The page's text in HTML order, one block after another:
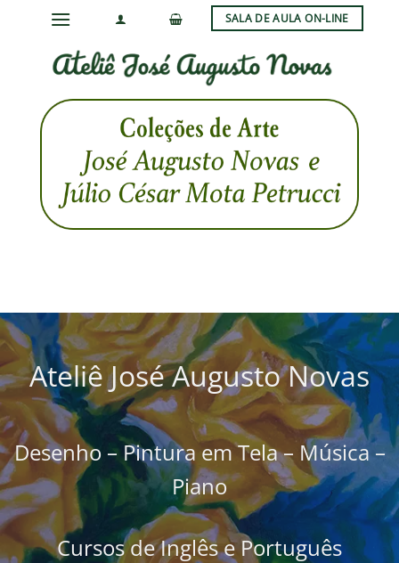
SALA DE AULA ON-LINE
Ateliê José Augusto Novas
Desenho – Pintura em Tela – Música –
Piano
Cursos de Inglês e Português